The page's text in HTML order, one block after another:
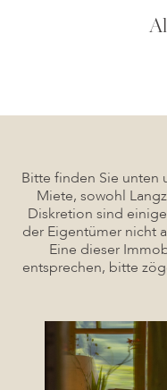
Bitte finden Sie unten
Miete, sowohl
Diskretion sind
der Eigentümer nicht
Eine dieser
entsprechen, bitte